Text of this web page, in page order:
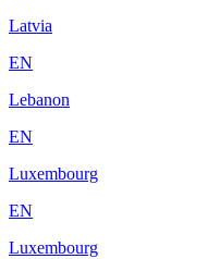
Latvia
EN
Lebanon
EN
Luxembourg
EN
Luxembourg